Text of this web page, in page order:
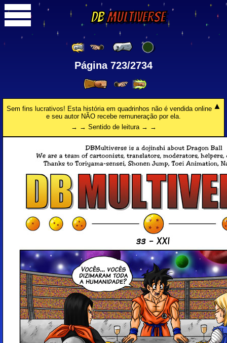
DBMultiverse
Página 723/2734
Sem fins lucrativos! Esta história em quadrinhos não é vendida online
e seu autor NÃO recebe remuneração por ela.
→ → Sentido de leitura → →